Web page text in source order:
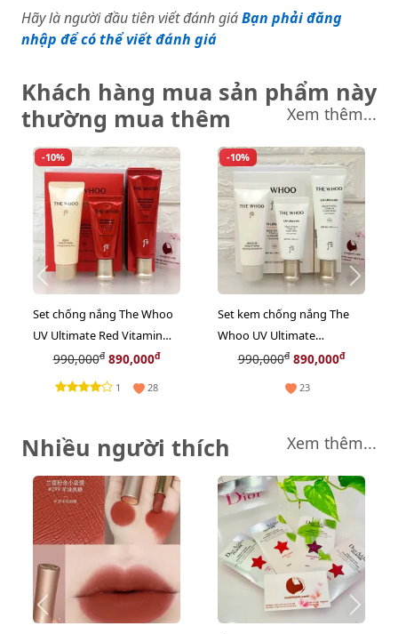
Hãy là người đầu tiên viết đánh giáBạn phải đăng
nhập để có thể viết đánh giá
Khách hàng mua sản phẩm này
thường mua thêm
Xem thêm...
-10%
Set chống nắng The Whoo
UV Ultimate Red Vitamin
bảo vệ và sáng hồng da
rạng rỡ (Limited)
990,000đ890,000đ
1 28
-10%
Set kem chống nắng The
Whoo UV Ultimate
Brightening Tone-Up bảo
990,000đ890,000đ
23
Nhiều người thích Xem thêm...